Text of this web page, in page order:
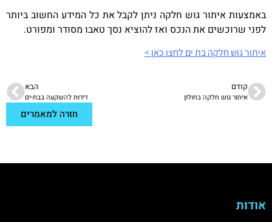
באמצעות איתור גוש חלקה ניתן לקבל את כל המידע החשוב ביותר
לפני שרוכשים את הנכס ואז להוציא נסך טאבו מסודר ומפורט.
איתור גוש חלקה בת ים לחצו כאן >
קודם
איתור גוש חלקה בחולון
הבא
דירות להשקעה בבת-ים
חזרה למאמרים
אודות